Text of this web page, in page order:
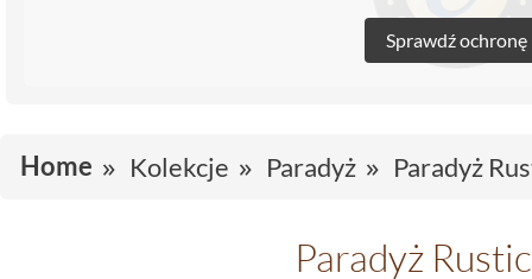
Sprawdź ochronę
Home Kolekcje Paradyż Paradyż
Paradyż